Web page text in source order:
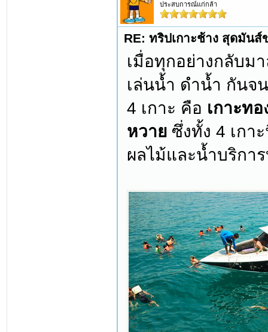
ประสบการณ์แก่กล้า
RE: ทริปเกาะช้าง สุดมันส์
เมื่อทุกอย่างกลับม
เล่นน้ำ ดำน้ำ กันจ
4 เกาะ คือ เกาะทอ
หวาย ซึ่งทั้ง 4 เกา
ผลไม้และน้ำบริกา